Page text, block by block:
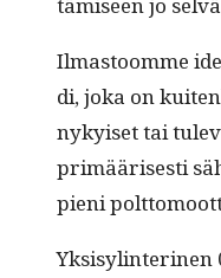
Ilmas­toomme
di, joka on
nykyiset tai
primääris­es­ti
pieni